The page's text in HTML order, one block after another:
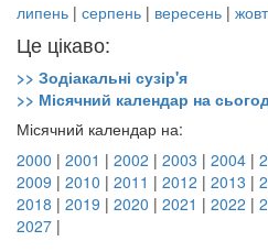
липень | серпень | вересень |
Це цікаво:
>> Зодіакальні сузір'я
>> Місячний календар на
Місячний календар на:
2000 | 2001 | 2002 | 2003 | 2004 |
2009 | 2010 | 2011 | 2012 | 2013 |
2018 | 2019 | 2020 | 2021 | 2022 |
2027 |